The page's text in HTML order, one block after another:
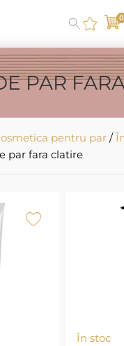
0
PAR
pentru par/
par fara clatire
În stoc